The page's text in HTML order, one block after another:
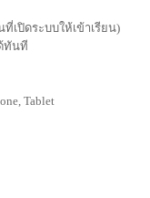
เปิดระบบให้เข้าเรียน)
ทันที
Tablet